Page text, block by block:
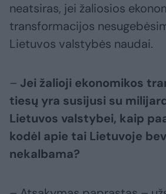
neatsiras, jei žaliosios
transformacijos
Lietuvos valstybės naudai.
– Jei žalioji ekonomikos
tiesų yra susijusi su
Lietuvos valstybei, kaip
kodėl apie tai Lietuvoje
nekalbama?